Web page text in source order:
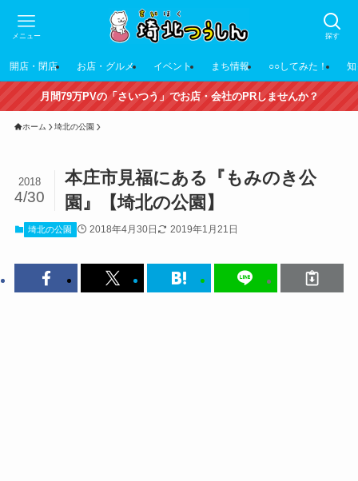
探す
メニュー
開店・閉店 お店・グルメ イベント まち情報 ○○してみた！
月間79万PVの「さいつう」でお店・会社のPRしませんか？
ホーム 埼北の公園
本庄市見福にある『もみのき公
園』【埼北の公園】
2018
4/30
埼北の公園 2018年4月30日 2019年1月21日